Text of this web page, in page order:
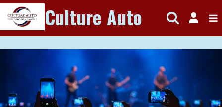
Aller
au
contenu
Culture Auto